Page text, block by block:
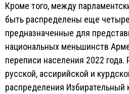
Кроме того, между
быть распределены еще
предназначенные для
национальных меньшинств
переписи населения 2022 года.
русской, ассирийской и
распределения Избирательный